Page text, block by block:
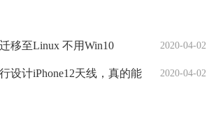
2020-04-02
移至Linux 不用Win10
2020-04-02
设计iPhone12天线，真的能